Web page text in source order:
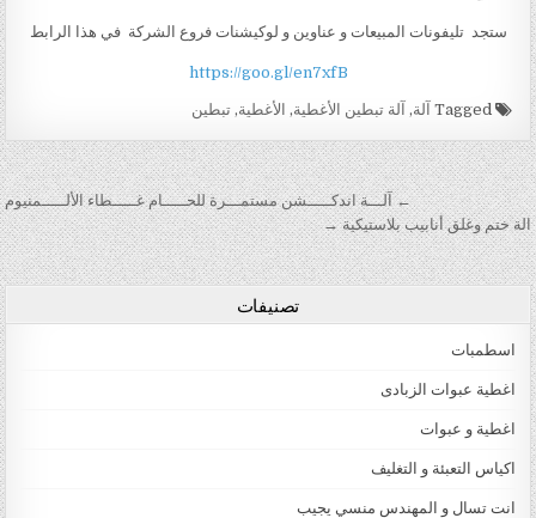
ستجد تليفونات المبيعات و عناوين و لوكيشنات فروع الشركة في هذا الرابط
https://goo.gl/en7xfB
Tagged آلة, آلة تبطين الأغطية, الأغطية,تبطين
تصفّح المقالات← آلـــة اندكـــــشن مستمـــرة للحـــــام غـــــطاء الألـــــمنيوم
الة ختم وغلق أنابيب بلاستيكية →
تصنيفات
اسطمبات
اغطية عبوات الزبادى
اغطية و عبوات
اكياس التعبئة و التغليف
انت تسال و المهندس منسي يجيب